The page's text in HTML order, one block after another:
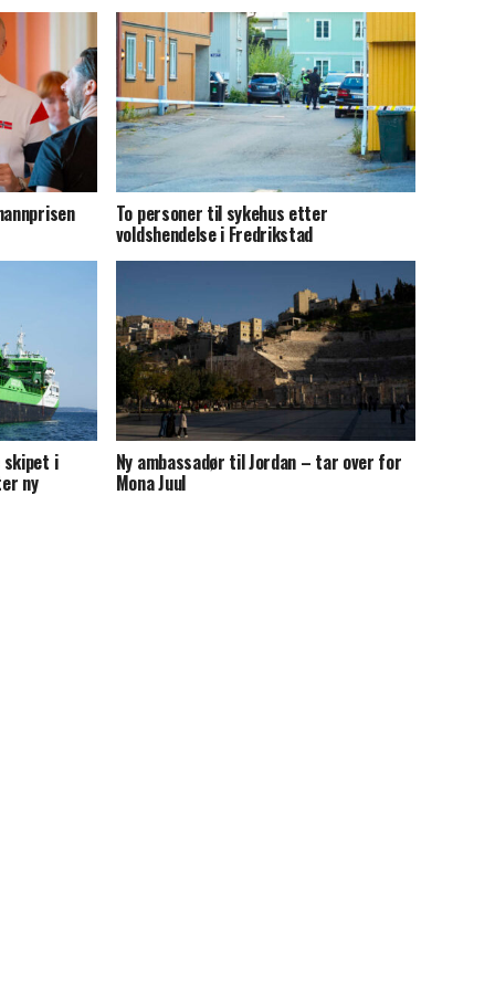
To personer til sykehus etter
voldshendelse i Fredrikstad
skipet i
ny
Ny ambassadør til Jordan – tar over for
Mona Juul